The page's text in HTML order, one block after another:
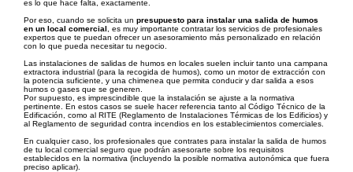
es lo que hace falta, exactamente.
Por eso, cuando se solicita un presupuesto para instalar una salida de humos
en un local comercial , es muy importante contratar los servicios de profesionales
expertos que te puedan ofrecer un asesoramiento más personalizado en relación
con lo que pueda necesitar tu negocio.
Las instalaciones de salidas de humos en locales suelen incluir tanto una campana
extractora industrial (para la recogida de humos), como un motor de extracción con
la potencia suficiente, y una chimenea que permita conducir y dar salida a esos
humos o gases que se generen.
Por supuesto, es imprescindible que la instalación se ajuste a la normativa
pertinente. En estos casos se suele hacer referencia tanto al Código Técnico de la
Edificación, como al RITE (Reglamento de Instalaciones Térmicas de los Edificios) y
al Reglamento de seguridad contra incendios en los establecimientos comerciales.
En cualquier caso, los profesionales que contrates para instalar la salida de humos
de tu local comercial seguro que podrán asesorarte sobre los requisitos
establecidos en la normativa (incluyendo la posible normativa autonómica que fuera
preciso aplicar).